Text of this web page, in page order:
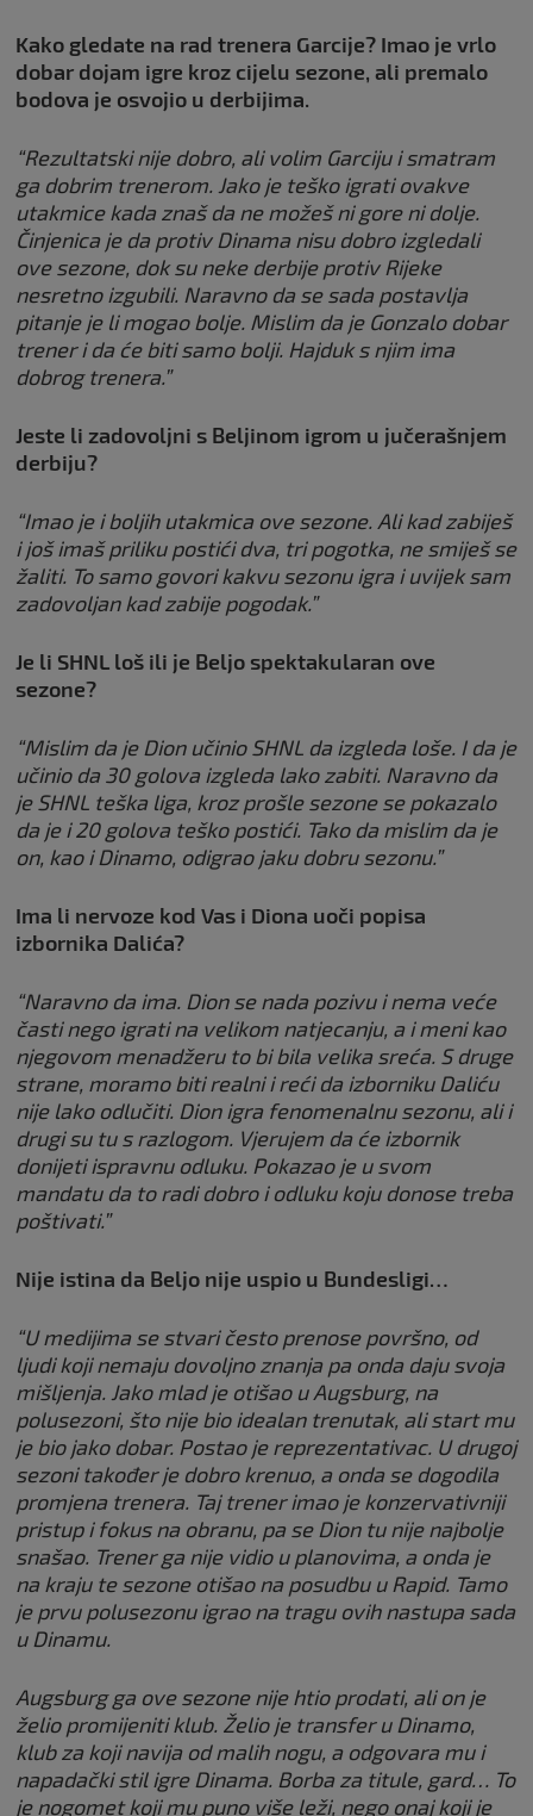
Kako gledate na rad trenera Garcije? Imao je vrlo
dobar dojam igre kroz cijelu sezone, ali premalo
bodova je osvojio u derbijima.
“Rezultatski nije dobro, ali volim Garciju i smatram
ga dobrim trenerom. Jako je teško igrati ovakve
utakmice kada znaš da ne možeš ni gore ni dolje.
Činjenica je da protiv Dinama nisu dobro izgledali
ove sezone, dok su neke derbije protiv Rijeke
nesretno izgubili. Naravno da se sada postavlja
pitanje je li mogao bolje. Mislim da je Gonzalo dobar
trener i da će biti samo bolji. Hajduk s njim ima
dobrog trenera.”
Jeste li zadovoljni s Beljinom igrom u jučerašnjem
derbiju?
“Imao je i boljih utakmica ove sezone. Ali kad zabiješ
i još imaš priliku postići dva, tri pogotka, ne smiješ se
žaliti. To samo govori kakvu sezonu igra i uvijek sam
zadovoljan kad zabije pogodak.”
Je li SHNL loš ili je Beljo spektakularan ove
sezone?
“Mislim da je Dion učinio SHNL da izgleda loše. I da je
učinio da 30 golova izgleda lako zabiti. Naravno da
je SHNL teška liga, kroz prošle sezone se pokazalo
da je i 20 golova teško postići. Tako da mislim da je
on, kao i Dinamo, odigrao jaku dobru sezonu.”
Ima li nervoze kod Vas i Diona uoči popisa
izbornika Dalića?
“Naravno da ima. Dion se nada pozivu i nema veće
časti nego igrati na velikom natjecanju, a i meni kao
njegovom menadžeru to bi bila velika sreća. S druge
strane, moramo biti realni i reći da izborniku Daliću
nije lako odlučiti. Dion igra fenomenalnu sezonu, ali i
drugi su tu s razlogom. Vjerujem da će izbornik
donijeti ispravnu odluku. Pokazao je u svom
mandatu da to radi dobro i odluku koju donose treba
poštivati.”
Nije istina da Beljo nije uspio u Bundesligi…
“U medijima se stvari često prenose površno, od
ljudi koji nemaju dovoljno znanja pa onda daju svoja
mišljenja. Jako mlad je otišao u Augsburg, na
polusezoni, što nije bio idealan trenutak, ali start mu
je bio jako dobar. Postao je reprezentativac. U drugoj
sezoni također je dobro krenuo, a onda se dogodila
promjena trenera. Taj trener imao je konzervativniji
pristup i fokus na obranu, pa se Dion tu nije najbolje
snašao. Trener ga nije vidio u planovima, a onda je
na kraju te sezone otišao na posudbu u Rapid. Tamo
je prvu polusezonu igrao na tragu ovih nastupa sada
u Dinamu.
Augsburg ga ove sezone nije htio prodati, ali on je
želio promijeniti klub. Želio je transfer u Dinamo,
klub za koji navija od malih nogu, a odgovara mu i
napadački stil igre Dinama. Borba za titule, gard… To
je nogomet koji mu puno više leži, nego onaj koji je